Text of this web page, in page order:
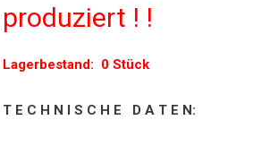
produziert ! !
Lagerbestand: 0 Stück
T E C H N I S C H E D A T E N: